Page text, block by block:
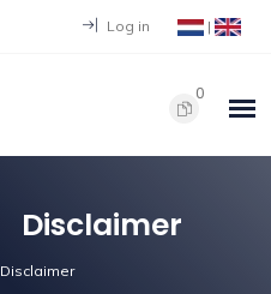
Log in |
0
Disclaimer
Disclaimer